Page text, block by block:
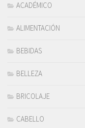
ACADÉMICO
ALIMENTACIÓN
BEBIDAS
BELLEZA
BRICOLAJE
CABELLO